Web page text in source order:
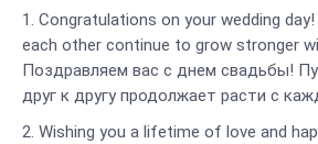
Congratulations on your wedding
each other continue to grow stronger
Поздравляем вас с днем свадьбы!
друг к другу продолжает расти с
Wishing you a lifetime of love and